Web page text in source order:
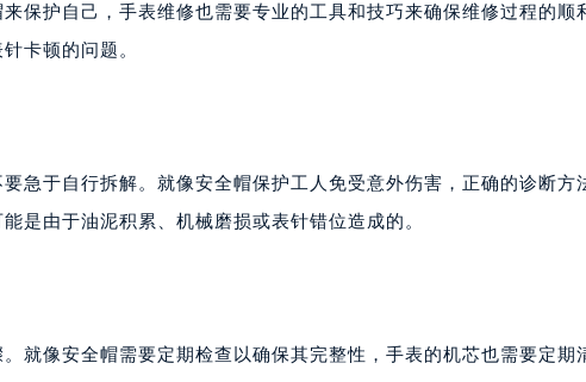
界贸易中心写字楼A座13层1304室（需提前预约）
号绿地双子塔（中央广场）A1座办公楼14层07室（需提前预约）
润大厦写字楼17层1701室（需提前预约）
贸大厦写字楼1座30层05室（需提前预约）
恒时代广场写字楼9层902室（需提前预约）
保护自己，手表维修也需要专业的工具和技巧来确保维修过程的顺
卡顿的问题。
急于自行拆解。就像安全帽保护工人免受意外伤害，正确的诊断方
是由于油泥积累、机械磨损或表针错位造成的。
就像安全帽需要定期检查以确保其完整性，手表的机芯也需要定期